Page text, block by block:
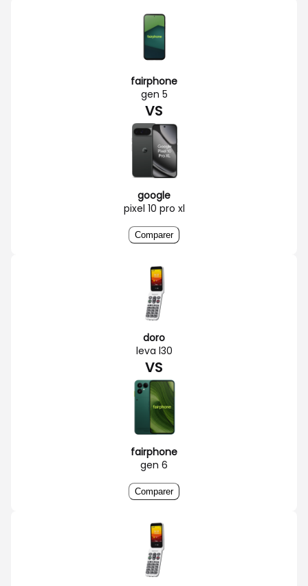
fairphone
gen 5
VS
google
pixel 10 pro xl
Comparer
doro
leva l30
VS
fairphone
gen 6
Comparer